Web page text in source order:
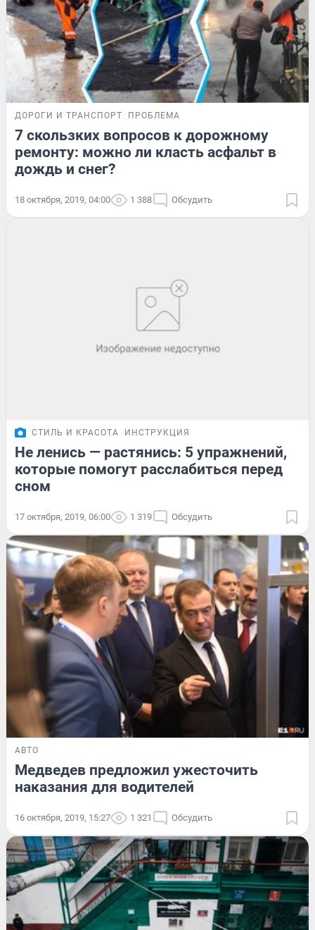
ДОРОГИ И ТРАНСПОРТ ПРОБЛЕМА
7 скользких вопросов к дорожному
ремонту: можно ли класть асфальт в
дождь и снег?
18 октября, 2019, 04:00 1 388 Обсудить
СТИЛЬ И КРАСОТА ИНСТРУКЦИЯ
Не ленись — растянись: 5 упражнений,
которые помогут расслабиться перед
сном
17 октября, 2019, 06:00 1 319 Обсудить
АВТО
Медведев предложил ужесточить
наказания для водителей
16 октября, 2019, 15:27 1 321 Обсудить